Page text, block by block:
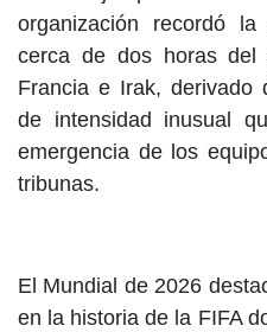
organización recordó
cerca de dos horas del
Francia e Irak, derivado
de intensidad inusual
emergencia de los
tribunas.
El Mundial de 2026
en la historia de la FIFA